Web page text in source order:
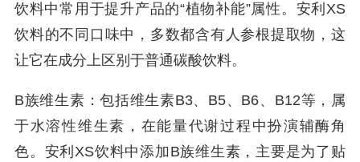
饮料中常用于提升产品的“植物补能”属性。安利XS
饮料的不同口味中，多数都含有人参根提取物，这
让它在成分上区别于普通碳酸饮料。
B族维生素：包括维生素B3、B5、B6、B12等，属
于水溶性维生素，在能量代谢过程中扮演辅酶角
色。安利XS饮料中添加B族维生素，主要是为了贴